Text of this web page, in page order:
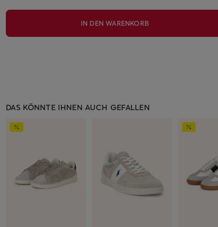
IN DEN WARENKORB
DAS KÖNNTE IHNEN AUCH GEFALLEN